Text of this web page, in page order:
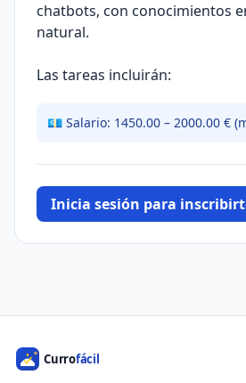
chatbots, con conocimientos
natural.
Las tareas incluirán:
💶 Salario: 1450.00 – 2000.00 €
Inicia sesión para